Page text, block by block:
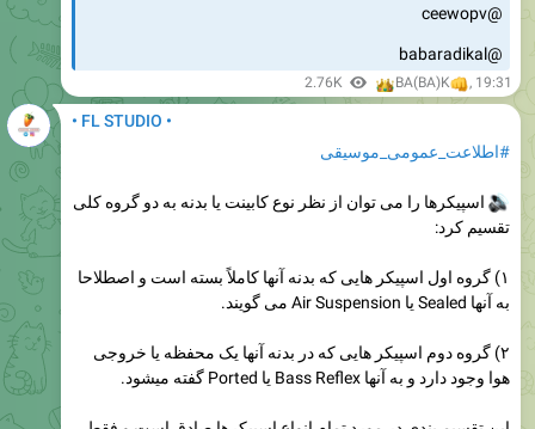
@ceewopv
@babaradikal
2.76K
👑BA(BA)K
👊
, 19:31
• FL STUDIO •
#اطلاعت_عمومی_موسیقی
اسپیکرها را می توان از نظر نوع کابینت یا بدنه به دو گروه کلی
تقسیم کرد:
۱) گروه اول اسپیکر هایی که بدنه آنها کاملاً بسته است و اصطلاحا
به آنها Sealed یا Air Suspension می گویند.
۲) گروه دوم اسپیکر هایی که در بدنه آنها یک محفظه یا خروجی
هوا وجود دارد و به آنها Bass Reflex یا Ported گفته میشود.